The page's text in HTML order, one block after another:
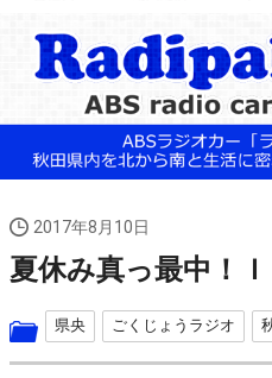
2017年8月10日
夏休み真っ最中！
県央 ごくじょうラジオ